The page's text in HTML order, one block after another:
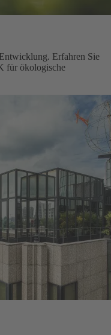
Erfahren Sie
für ökologische